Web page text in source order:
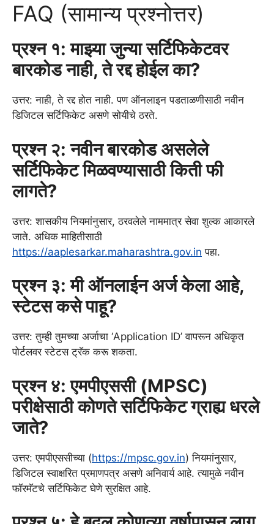
FAQ (सामान्य प्रश्नोत्तर)
प्रश्न १: माझ्या जुन्या सर्टिफिकेटवर
बारकोड नाही, ते रद्द होईल का?
उत्तर: नाही, ते रद्द होत नाही. पण ऑनलाइन पडताळणीसाठी नवीन
डिजिटल सर्टिफिकेट असणे सोयीचे ठरते.
प्रश्न २: नवीन बारकोड असलेले
सर्टिफिकेट मिळवण्यासाठी किती फी
लागते?
उत्तर: शासकीय नियमांनुसार, ठरवलेले नाममात्र सेवा शुल्क आकारले
जाते. अधिक माहितीसाठी
https://aaplesarkar.maharashtra.gov.in पहा.
प्रश्न ३: मी ऑनलाईन अर्ज केला आहे,
स्टेटस कसे पाहू?
उत्तर: तुम्ही तुमच्या अर्जाचा ‘Application ID’ वापरून अधिकृत
पोर्टलवर स्टेटस ट्रॅक करू शकता.
प्रश्न ४: एमपीएससी (MPSC)
परीक्षेसाठी कोणते सर्टिफिकेट ग्राह्य धरले
जाते?
उत्तर: एमपीएससीच्या (https://mpsc.gov.in) नियमांनुसार,
डिजिटल स्वाक्षरित प्रमाणपत्र असणे अनिवार्य आहे. त्यामुळे नवीन
फॉरमॅटचे सर्टिफिकेट घेणे सुरक्षित आहे.